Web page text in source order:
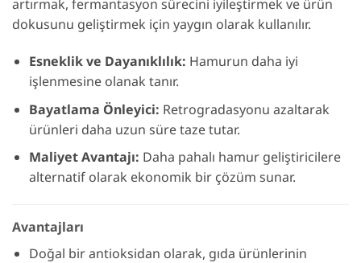
artırmak, fermantasyon sürecini iyileştirmek ve ürün
dokusunu geliştirmek için yaygın olarak kullanılır.
Esneklik ve Dayanıklılık: Hamurun daha iyi
işlenmesine olanak tanır.
Bayatlama Önleyici: Retrogradasyonu azaltarak
ürünleri daha uzun süre taze tutar.
Maliyet Avantajı: Daha pahalı hamur geliştiricilere
alternatif olarak ekonomik bir çözüm sunar.
Avantajları
Doğal bir antioksidan olarak, gıda ürünlerinin